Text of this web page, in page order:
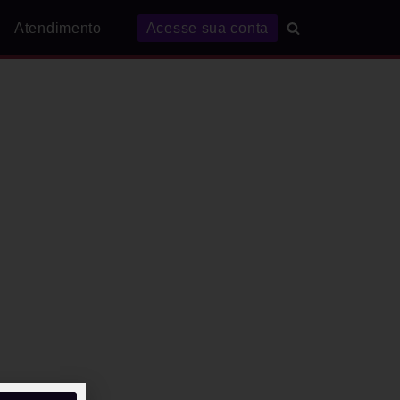
Atendimento Acesse sua conta